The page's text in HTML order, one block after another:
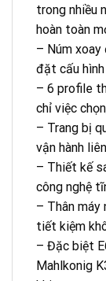
trong nhiều
hoàn toàn
– Núm xoay
đặt cấu hình
– 6 profile
chỉ việc
– Trang bị
vận hành
– Thiết kế
công nghệ
– Thân máy
tiết kiệm
– Đặc biệt
Mahlkonig